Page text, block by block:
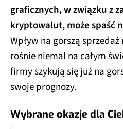
graficznych, w związku z
kryptowalut, może spaść
Wpływ na gorszą
rośnie niemal na całym
firmy szykują się już na
swoje prognozy.
Wybrane okazje dla